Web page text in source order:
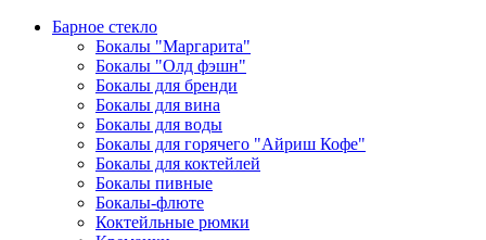
Барное стекло
Бокалы "Маргарита"
Бокалы "Олд фэшн"
Бокалы для бренди
Бокалы для вина
Бокалы для воды
Бокалы для горячего "Айриш Кофе"
Бокалы для коктейлей
Бокалы пивные
Бокалы-флюте
Коктейльные рюмки